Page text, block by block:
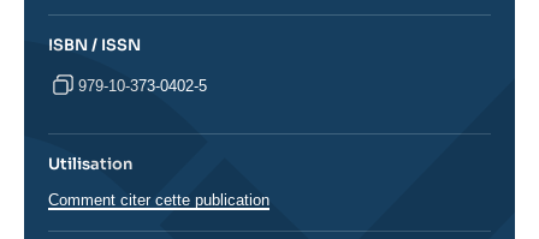
ISBN / ISSN
979-10-373-0402-5
Utilisation
Comment citer cette publication